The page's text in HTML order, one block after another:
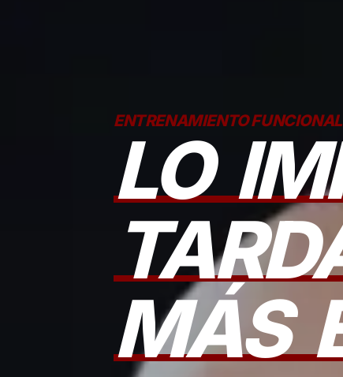
ENTRENAMIENTO FUNCIONAL
LO
MÁS